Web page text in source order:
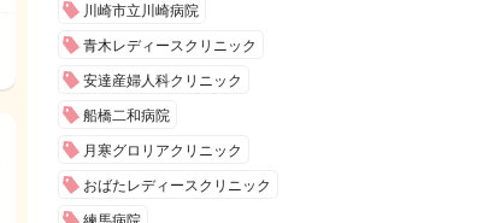
川崎市立川崎病院
青木レディースクリニック
安達産婦人科クリニック
船橋二和病院
月寒グロリアクリニック
おばたレディースクリニック